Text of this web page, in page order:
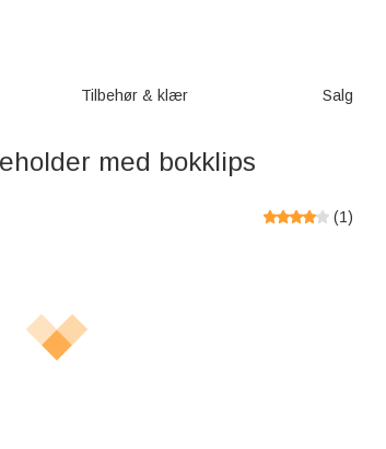
Tilbehør & klær Salg
med bokklips
(1)